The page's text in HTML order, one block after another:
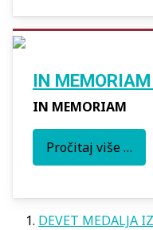
IN
IN MEMORIAM
Pročitaj više …
DEVET MEDALJA